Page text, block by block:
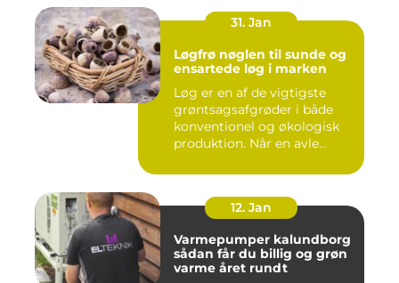
31. Jan
Løgfrø nøglen til sunde og
ensartede løg i marken
Løg er en af de vigtigste
grøntsagsafgrøder i både
konventionel og økologisk
produktion. Når en avle...
12. Jan
Varmepumper kalundborg
sådan får du billig og grøn
varme året rundt